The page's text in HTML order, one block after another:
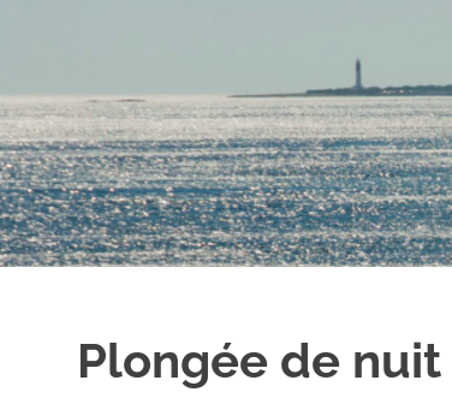
Plongée de nuit